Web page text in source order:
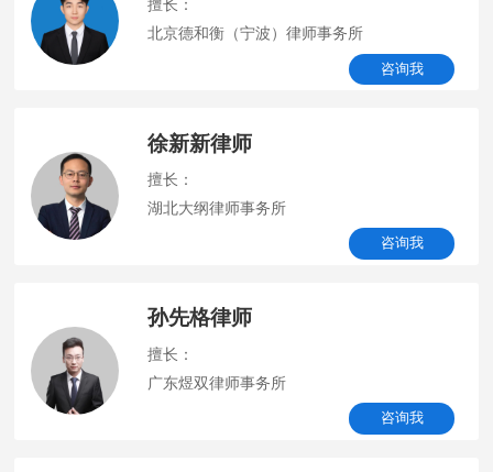
擅长：
北京德和衡（宁波）律师事务所
咨询我
徐新新律师
擅长：
湖北大纲律师事务所
咨询我
孙先格律师
擅长：
广东煜双律师事务所
咨询我